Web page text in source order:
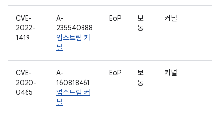
CVE-
2022-
1419
A-
235540888
업스트림 커
널
EoP
보
통
커널
CVE-
2020-
0465
A-
160818461
업스트림 커
널
EoP
보
통
커널